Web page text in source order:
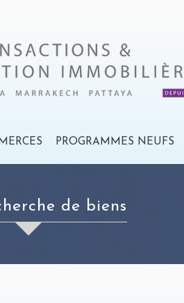
PROGRAMMES NEUFS
de biens